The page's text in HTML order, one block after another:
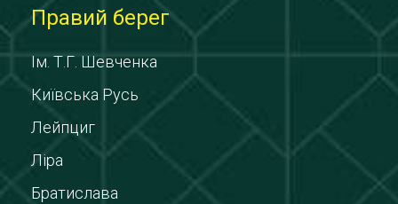
Правий берег
Ім. Т.Г. Шевченка
Київська Русь
Лейпциг
Ліра
Братислава